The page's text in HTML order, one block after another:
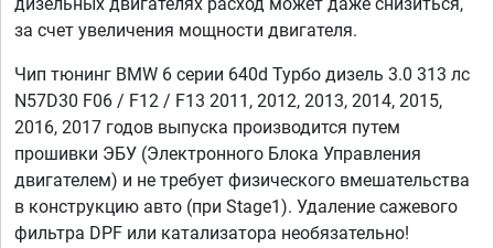
за счет увеличения мощности двигателя.
Чип тюнинг BMW 6 серии 640d Турбо дизель 3.0 313 лс
N57D30 F06 / F12 / F13 2011, 2012, 2013, 2014, 2015,
2016, 2017 годов выпуска производится путем
прошивки ЭБУ (Электронного Блока Управления
двигателем) и не требует физического вмешательства
в конструкцию авто (при Stage1). Удаление сажевого
фильтра DPF или катализатора необязательно!